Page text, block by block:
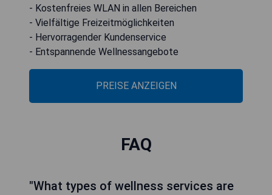
- Kostenfreies WLAN in allen Bereichen
- Vielfältige Freizeitmöglichkeiten
- Hervorragender Kundenservice
- Entspannende Wellnessangebote
PREISE ANZEIGEN
FAQ
"What types of wellness services are